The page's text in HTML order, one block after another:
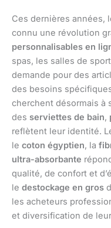
Ces dernières années,
connu une révolution
personnalisables en
spas, les salles de
demande pour des
des besoins
cherchent désormais à
des serviettes de bain,
reflètent leur identité.
le coton égyptien, la
ultra-absorbante
qualité, de confort et
le destockage en gros
les acheteurs
et diversification de